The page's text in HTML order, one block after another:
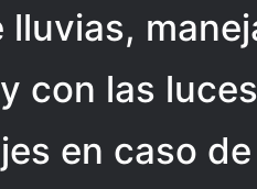
lluvias,
con las
en caso